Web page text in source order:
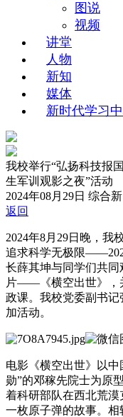
图说
视频
讲堂
人物
新知
媒体
新时代学习
我校举行“弘扬科技报
生军训观影之夜”活动
2024年08月29日 综合
返回
2024年8月29日晚，我
追求科学无极限
长薛其坤与同学们共
片——《横空出世》，
政课。我校党委副书
加活动。
电影《横空出世》以
勋”的邓稼先院士为原
着科研部队在西北荒
一枚原子弹的故事。